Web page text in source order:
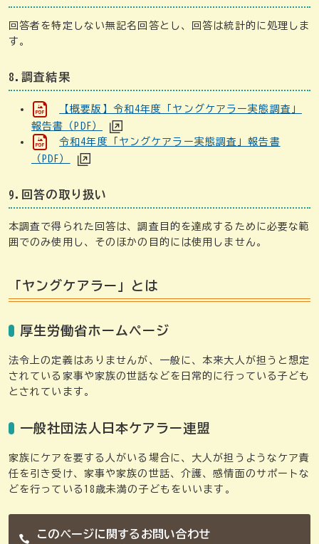
回答者を特定しない無記名回答とし、回答は統計的に処理しま
す。
8.調査結果
【概要版】令和4年度「ヤングケアラー実態調査」
報告書（PDF）
令和4年度「ヤングケアラー実態調査」報告書
（PDF）
9.回答の取り扱い
本調査で得られた回答は、調査目的を達成するために必要な範
囲でのみ使用し、そのほかの目的には使用しません。
「ヤングケアラー」とは
厚生労働省ホームページ
法令上の定義はありませんが、一般に、本来大人が担うと想定
されている家事や家族の世話などを日常的に行っている子ども
とされています。
一般社団法人日本ケアラー連盟
家族にケアを要する人がいる場合に、大人が担うようなケア責
任を引き受け、家事や家族の世話、介護、感情面のサポートな
どを行っている18歳未満の子どもをいいます。
このページに関するお問い合わせ